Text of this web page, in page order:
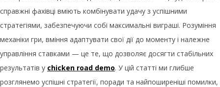
справжні фахівці вміють комбінувати удачу з успішними
стратегіями, забезпечуючи собі максимальні виграші. Розуміння
механіки гри, вміння адаптувати свої дії до моменту і належне
управління ставками — це те, що дозволяє досягти стабільних
результатів у chicken road demo. У цій статті ми глибше
розглянемо успішні стратегії, поради та найпоширеніші помилки,